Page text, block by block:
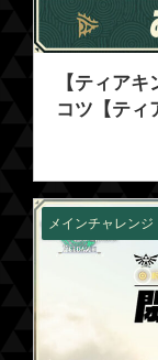
【ティア
コツ【ティ
メインチャレンジ